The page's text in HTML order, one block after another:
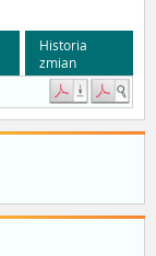
Historia
zmian